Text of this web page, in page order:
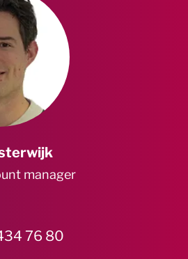
manager
76 80